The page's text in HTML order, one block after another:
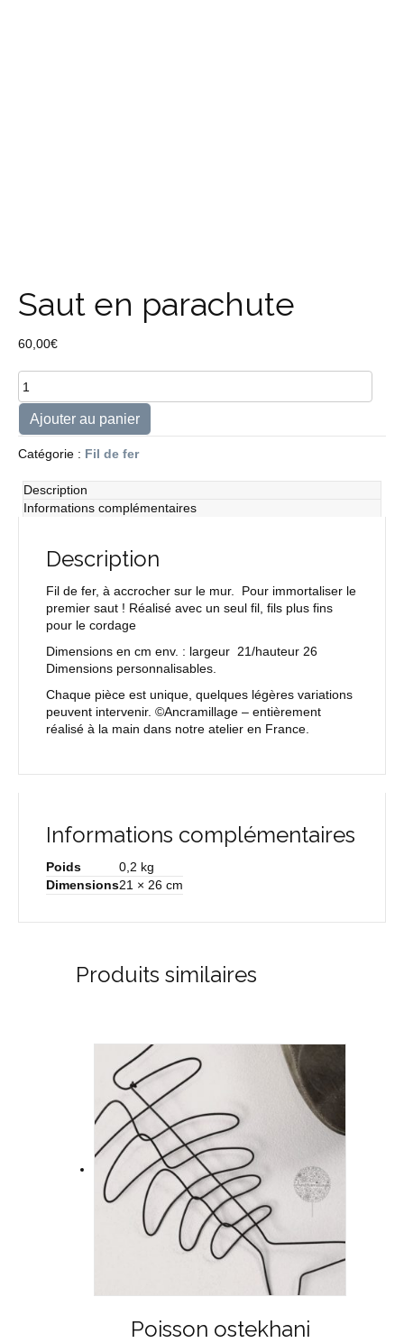
Saut en parachute
60,00€
quantité
de
Saut
en
parachute
Ajouter au panier
Catégorie : Fil de fer
Description
Informations complémentaires
Description
Fil de fer, à accrocher sur le mur. Pour immortaliser le
premier saut ! Réalisé avec un seul fil, fils plus fins
pour le cordage
Dimensions en cm env. : largeur 21/hauteur 26
Dimensions personnalisables.
Chaque pièce est unique, quelques légères variations
peuvent intervenir. ©Ancramillage – entièrement
réalisé à la main dans notre atelier en France.
Informations complémentaires
Poids
0,2 kg
Dimensions21 × 26 cm
Produits similaires
Poisson ostekhani